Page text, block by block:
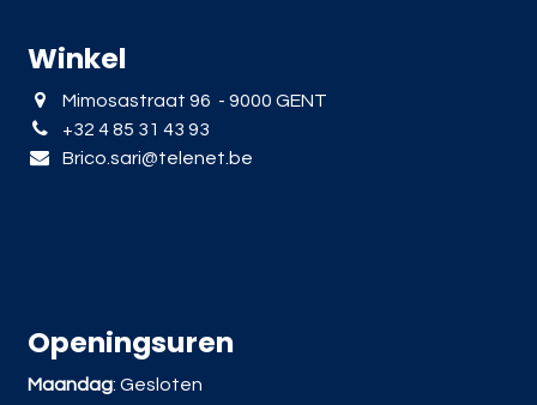
Winkel
Mimosastraat 96 - 9000 GENT
+32 4 85 31 43 93
Brico.sari@telenet.be
Openingsuren
Maandag: Gesloten